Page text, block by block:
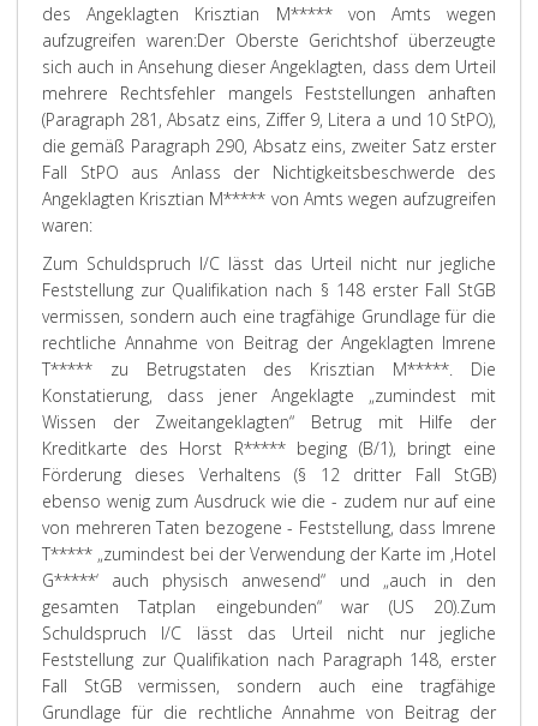
des Angeklagten Krisztian M***** von Amts wegen
aufzugreifen waren:Der Oberste Gerichtshof überzeugte
sich auch in Ansehung dieser Angeklagten, dass dem Urteil
mehrere Rechtsfehler mangels Feststellungen anhaften
(Paragraph 281, Absatz eins, Ziffer 9, Litera a und 10 StPO),
die gemäß Paragraph 290, Absatz eins, zweiter Satz erster
Fall StPO aus Anlass der Nichtigkeitsbeschwerde des
Angeklagten Krisztian M***** von Amts wegen aufzugreifen
waren:
Zum Schuldspruch I/C lässt das Urteil nicht nur jegliche
Feststellung zur Qualifikation nach § 148 erster Fall StGB
vermissen, sondern auch eine tragfähige Grundlage für die
rechtliche Annahme von Beitrag der Angeklagten Imrene
T***** zu Betrugstaten des Krisztian M*****. Die
Konstatierung, dass jener Angeklagte „zumindest mit
Wissen der Zweitangeklagten“ Betrug mit Hilfe der
Kreditkarte des Horst R***** beging (B/1), bringt eine
Förderung dieses Verhaltens (§ 12 dritter Fall StGB)
ebenso wenig zum Ausdruck wie die - zudem nur auf eine
von mehreren Taten bezogene - Feststellung, dass Imrene
T***** „zumindest bei der Verwendung der Karte im ‚Hotel
G*****‘ auch physisch anwesend“ und „auch in den
gesamten Tatplan eingebunden“ war (US 20).Zum
Schuldspruch I/C lässt das Urteil nicht nur jegliche
Feststellung zur Qualifikation nach Paragraph 148, erster
Fall StGB vermissen, sondern auch eine tragfähige
Grundlage für die rechtliche Annahme von Beitrag der